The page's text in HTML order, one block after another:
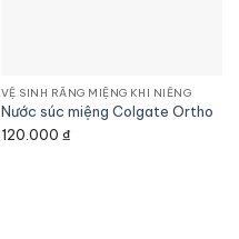
VỆ SINH RĂNG MIỆNG KHI NIỀNG
Nước súc miệng Colgate Ortho
120.000 ₫